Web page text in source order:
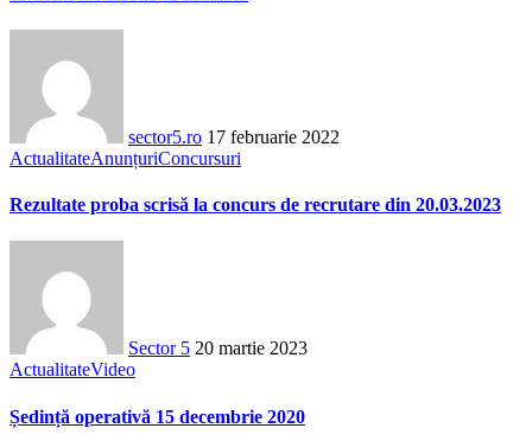
sector5.ro 17 februarie 2022
ActualitateAnunțuriConcursuri
Rezultate proba scrisă la concurs de recrutare din 20.03.2023
Sector 5 20 martie 2023
ActualitateVideo
Ședință operativă 15 decembrie 2020